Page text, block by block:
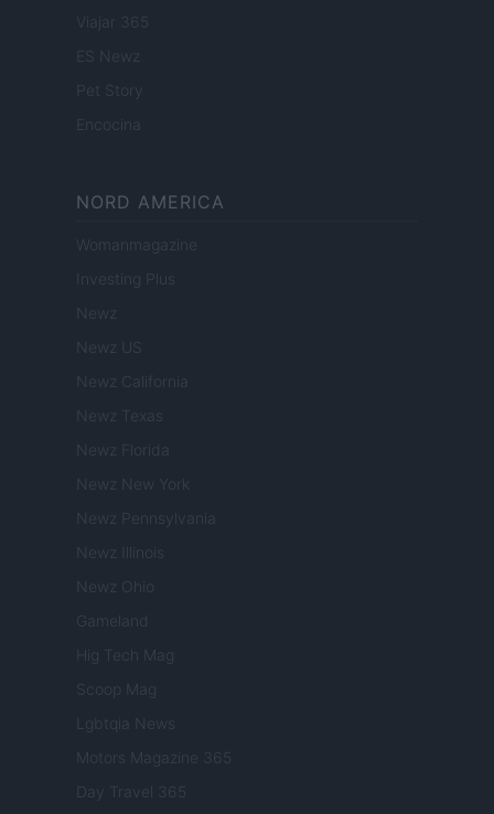
Viajar 365
ES Newz
Encocina
NORD AMERICA
Womanmagazine
Investing Plus
Newz
Newz US
Newz California
Newz Texas
Newz Florida
Newz New York
Newz Pennsylvania
Newz Illinois
Newz Ohio
Gameland
Hig Tech Mag
Scoop Mag
Lgbtqia News
Motors Magazine 365
Day Travel 365